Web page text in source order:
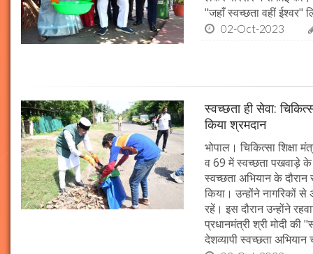
"जहाँ स्वच्छता वहीं ईश्वर"
02-Oct-2023
स्वच्छता ही सेवा:
किया श्रमदान
भोपाल। चिकित्सा शिक्षा
व 69 में स्वच्छता पखवाड़े के
स्वच्छता अभियान के
किया। उन्होंने नागरिकों
रहें। इस दौरान उन्होंने
प्रधानमंत्री श्री मोदी
देशव्यापी स्वच्छता अभियान